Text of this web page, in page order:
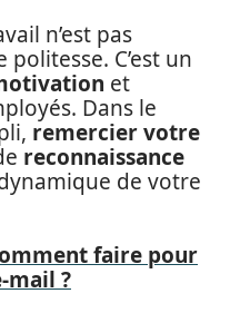
n’est pas
C’est un
et
Dans le
remercier votre
reconnaissance
de votre
faire pour
mail ?